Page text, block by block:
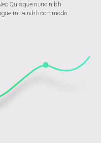
Quisque nunc nibh
mi a nibh commodo